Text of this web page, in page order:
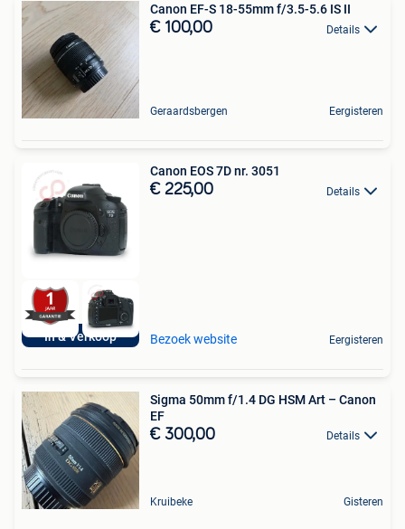
Canon EF-S 18-55mm f/3.5-5.6 IS II
€ 100,00 Details
Geraardsbergen Eergisteren
In & Verkoop
Canon EOS 7D nr. 3051
€ 225,00 Details
Bezoek website Eergisteren
Sigma 50mm f/1.4 DG HSM Art – Canon
EF
€ 300,00 Details
Kruibeke Gisteren